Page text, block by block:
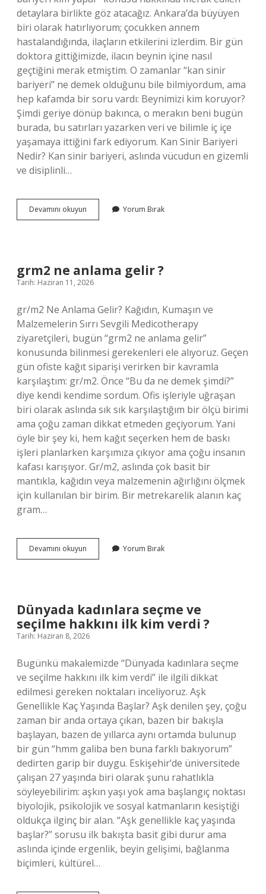
detaylara birlikte göz atacağız. Ankara’da büyüyen
biri olarak hatırlıyorum; çocukken annem
hastalandığında, ilaçların etkilerini izlerdim. Bir gün
doktora gittiğimizde, ilacın beynin içine nasıl
geçtiğini merak etmiştim. O zamanlar “kan sinir
bariyeri” ne demek olduğunu bile bilmiyordum, ama
hep kafamda bir soru vardı: Beynimizi kim koruyor?
Şimdi geriye dönüp bakınca, o merakın beni bugün
burada, bu satırları yazarken veri ve bilimle iç içe
yaşamaya ittiğini fark ediyorum. Kan Sinir Bariyeri
Nedir? Kan sinir bariyeri, aslında vücudun en gizemli
ve disiplinli…
Devamını okuyun
sinir
Yorum Bırak
grm2 ne anlama gelir ?
Tarih: Haziran 11, 2026
gr/m2 Ne Anlama Gelir? Kağıdın, Kumaşın ve
Malzemelerin Sırrı Sevgili Medicotherapy
ziyaretçileri, bugün “grm2 ne anlama gelir”
konusunda bilinmesi gerekenleri ele alıyoruz. Geçen
gün ofiste kağıt siparişi verirken bir kavramla
karşılaştım: gr/m2. Önce “Bu da ne demek şimdi?”
diye kendi kendime sordum. Ofis işleriyle uğraşan
biri olarak aslında sık sık karşılaştığım bir ölçü birimi
ama çoğu zaman dikkat etmeden geçiyorum. Yani
öyle bir şey ki, hem kağıt seçerken hem de baskı
işleri planlarken karşımıza çıkıyor ama çoğu insanın
kafası karışıyor. Gr/m2, aslında çok basit bir
mantıkla, kağıdın veya malzemenin ağırlığını ölçmek
için kullanılan bir birim. Bir metrekarelik alanın kaç
gram…
Devamını okuyun
ne
Yorum Bırak
Dünyada kadınlara seçme ve
seçilme hakkını ilk kim verdi ?
Tarih: Haziran 8, 2026
Bugünkü makalemizde “Dünyada kadınlara seçme
ve seçilme hakkını ilk kim verdi” ile ilgili dikkat
edilmesi gereken noktaları inceliyoruz. Aşk
Genellikle Kaç Yaşında Başlar? Aşk denilen şey, çoğu
zaman bir anda ortaya çıkan, bazen bir bakışla
başlayan, bazen de yıllarca aynı ortamda bulunup
bir gün “hmm galiba ben buna farklı bakıyorum”
dedirten garip bir duygu. Eskişehir’de üniversitede
çalışan 27 yaşında biri olarak şunu rahatlıkla
söyleyebilirim: aşkın yaşı yok ama başlangıç noktası
biyolojik, psikolojik ve sosyal katmanların kesiştiği
oldukça ilginç bir alan. “Aşk genellikle kaç yaşında
başlar?” sorusu ilk bakışta basit gibi durur ama
aslında içinde ergenlik, beyin gelişimi, bağlanma
biçimleri, kültürel…